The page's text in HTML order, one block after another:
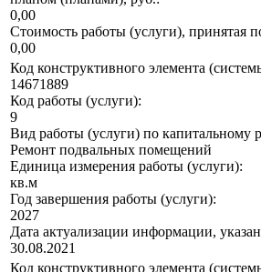
0,00
Стоимость работы (услуги), принятая
0,00
Код конструктивного элемента
14671889
Код работы (услуги):
9
Вид работы (услуги) по капитальному
Ремонт подвальных помещений
Единица измерения работы (услуги):
кв.м
Год завершения работы (услуги):
2027
Дата актуализации информации,
30.08.2021
Код конструктивного элемента